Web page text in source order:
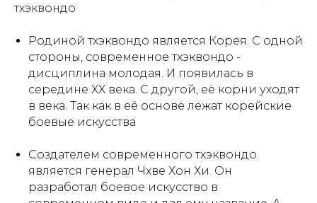
тхэквондо
Родиной тхэквондо является Корея. С одной
стороны, современное тхэквондо -
дисциплина молодая. И появилась в
середине XX века. С другой, её корни уходят
в века. Так как в её основе лежат корейские
боевые искусства
Создателем современного тхэквондо
является генерал Чхве Хон Хи. Он
разработал боевое искусство в